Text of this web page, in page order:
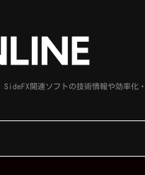
関連ソフトの技術情報や効率化